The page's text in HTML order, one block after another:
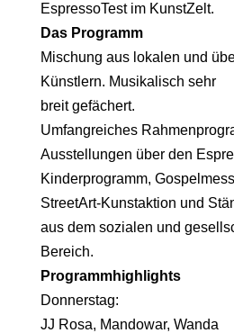
EspressoTest im KunstZelt.
Das Programm
Mischung aus lokalen und
Künstlern. Musikalisch sehr
breit gefächert.
Umfangreiches
Ausstellungen über den
Kinderprogramm,
StreetArt-Kunstaktion und
aus dem sozialen und
Bereich.
Programmhighlights
Donnerstag:
JJ Rosa, Mandowar, Wanda